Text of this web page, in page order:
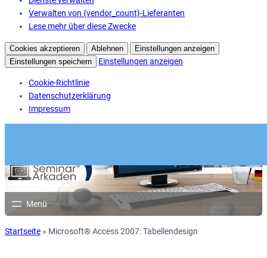
Verwalten von {vendor_count}-Lieferanten
Lese mehr über diese Zwecke
Cookies akzeptieren Ablehnen
Einstellungen anzeigen
Einstellungen speichern
Einstellungen anzeigen
Cookie-Richtlinie
Datenschutzerklärung
Impressum
Startseite » Microsoft® Access 2007: Tabellendesign